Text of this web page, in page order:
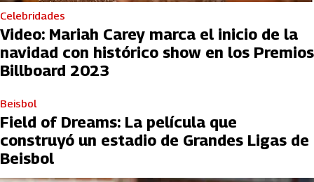
Celebridades
Video: Mariah Carey marca el inicio de la
navidad con histórico show en los Premios
Billboard 2023
Beisbol
Field of Dreams: La película que
construyó un estadio de Grandes Ligas de
Beisbol